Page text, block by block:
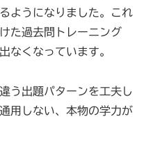
ようになりました。これ
た過去問トレーニング
なくなっています。
う出題パターンを工夫し
用しない、本物の学力が